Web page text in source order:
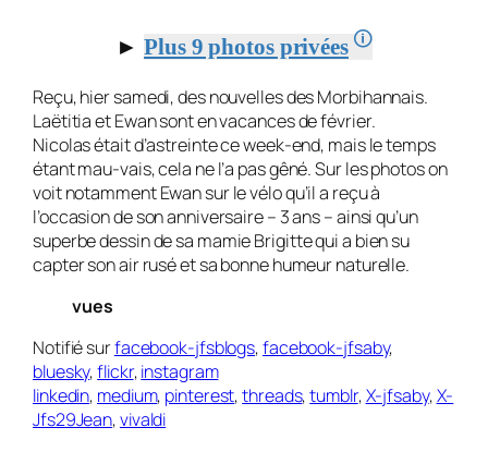
►Plus 9 photos privées 🛈
Reçu, hier samedi, des nouvelles des Morbihannais.
Laëtitia et Ewan sont en vacances de février.
Nicolas était d’astreinte ce week-end, mais le temps
étant mau-vais, cela ne l’a pas gêné. Sur les photos on
voit notamment Ewan sur le vélo qu’il a reçu à
l’occasion de son anniversaire – 3 ans – ainsi qu’un
superbe dessin de sa mamie Brigitte qui a bien su
capter son air rusé et sa bonne humeur naturelle.
vues
Notifié surfacebook-jfsblogs,facebook-jfsaby,
bluesky,flickr,instagram
linkedin, medium, pinterest,threads,tumblr,X-jfsaby,X-
Jfs29Jean,vivaldi